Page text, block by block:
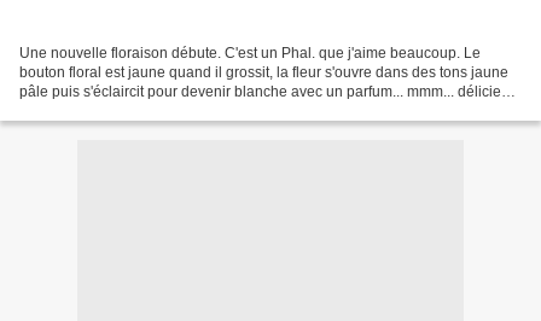
Une nouvelle floraison débute. C'est un Phal. que j'aime beaucoup. Le
bouton floral est jaune quand il grossit, la fleur s'ouvre dans des tons jaune
pâle puis s'éclaircit pour devenir blanche avec un parfum... mmm... délicieux.